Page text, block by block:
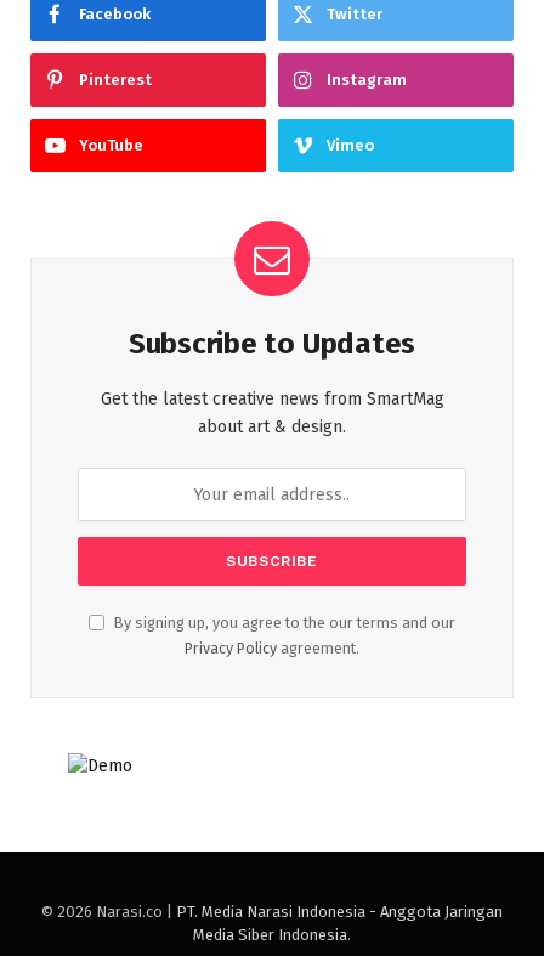
Facebook Twitter
Pinterest Instagram
YouTube Vimeo
Subscribe to Updates
Get the latest creative news from SmartMag
about art & design.
By signing up, you agree to the our terms and our
Privacy Policy agreement.
© 2026 Narasi.co | PT. Media Narasi Indonesia - Anggota Jaringan
Media Siber Indonesia.